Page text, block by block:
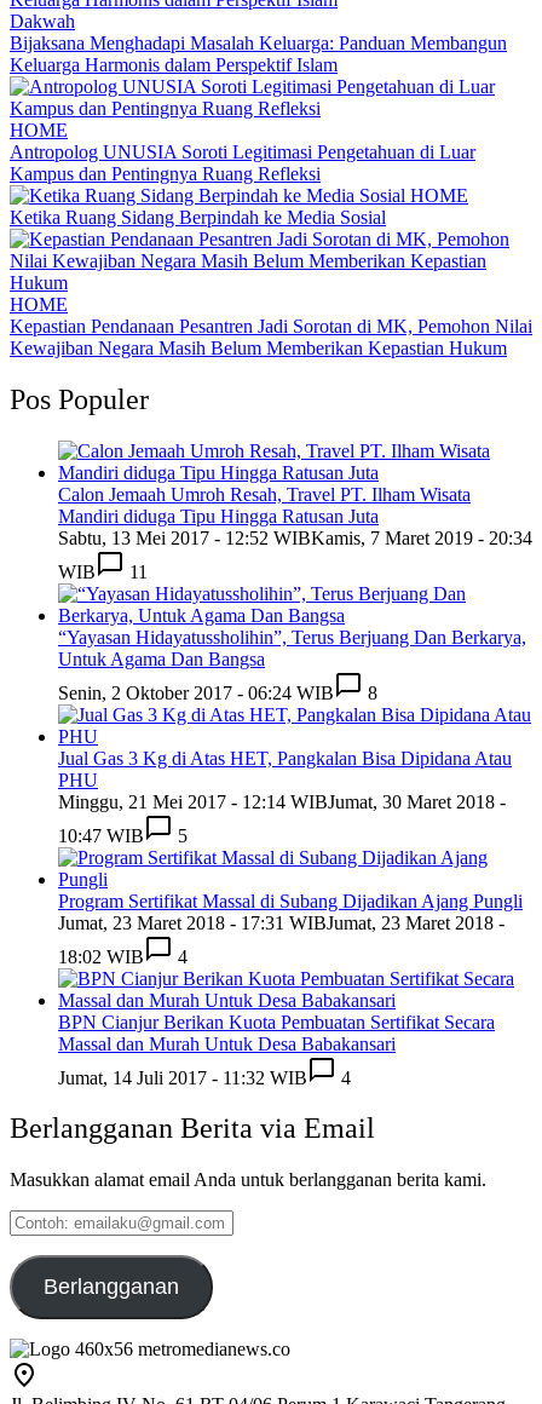
Dakwah
Bijaksana Menghadapi Masalah Keluarga: Panduan Membangun
Keluarga Harmonis dalam Perspektif Islam
HOME
Antropolog UNUSIA Soroti Legitimasi Pengetahuan di Luar
Kampus dan Pentingnya Ruang Refleksi
HOME
Ketika Ruang Sidang Berpindah ke Media Sosial
HOME
Kepastian Pendanaan Pesantren Jadi Sorotan di MK, Pemohon Nilai
Kewajiban Negara Masih Belum Memberikan Kepastian Hukum
Pos Populer
Calon Jemaah Umroh Resah, Travel PT. Ilham Wisata
Mandiri diduga Tipu Hingga Ratusan Juta
Sabtu, 13 Mei 2017 - 12:52 WIBKamis, 7 Maret 2019 - 20:34
WIB
11
“Yayasan Hidayatussholihin”, Terus Berjuang Dan Berkarya,
Untuk Agama Dan Bangsa
Senin, 2 Oktober 2017 - 06:24 WIB
8
Jual Gas 3 Kg di Atas HET, Pangkalan Bisa Dipidana Atau
PHU
Minggu, 21 Mei 2017 - 12:14 WIBJumat, 30 Maret 2018 -
10:47 WIB
5
Program Sertifikat Massal di Subang Dijadikan Ajang Pungli
Jumat, 23 Maret 2018 - 17:31 WIBJumat, 23 Maret 2018 -
18:02 WIB
4
BPN Cianjur Berikan Kuota Pembuatan Sertifikat Secara
Massal dan Murah Untuk Desa Babakansari
Jumat, 14 Juli 2017 - 11:32 WIB
4
Berlangganan Berita via Email
Masukkan alamat email Anda untuk berlangganan berita kami.
Contoh:
emailaku@gmail.com
Berlangganan